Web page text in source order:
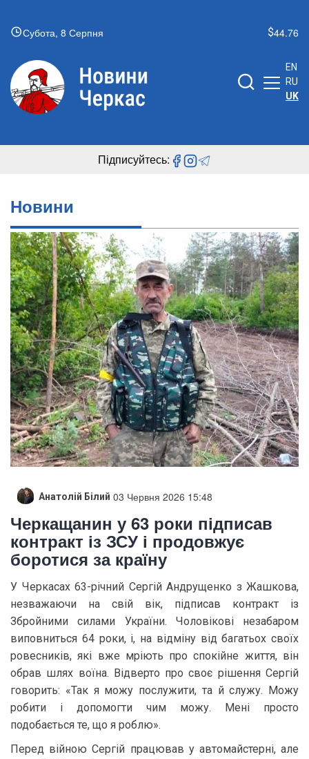
Субота, 8 Серпня 44.76
EN
RU
UK
Підписуйтесь:
Новини
Анатолій Білий 03 Червня 2026 15:48
Черкащанин у 63 роки підписав
контракт із ЗСУ і продовжує
боротися за країну
У Черкасах 63-річний Сергій Андрущенко з Жашкова,
незважаючи на свій вік, підписав контракт із
Збройними силами України. Чоловікові незабаром
виповниться 64 роки, і, на відміну від багатьох своїх
ровесників, які вже мріють про спокійне життя, він
обрав шлях воїна. Відверто про своє рішення Сергій
говорить: «Так я можу послужити, та й служу. Можу
робити і допомогти чим можу. Мені просто
подобається те, що я роблю».
Перед війною Сергій працював у автомайстерні, але